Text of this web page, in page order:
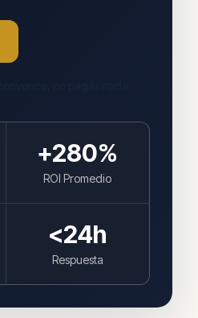
+280%
ROI Promedio
<24h
Respuesta